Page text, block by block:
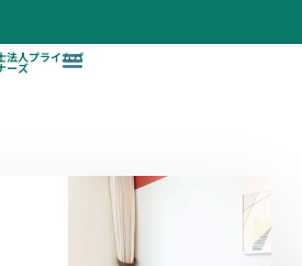
法人プライムパ
ーズ